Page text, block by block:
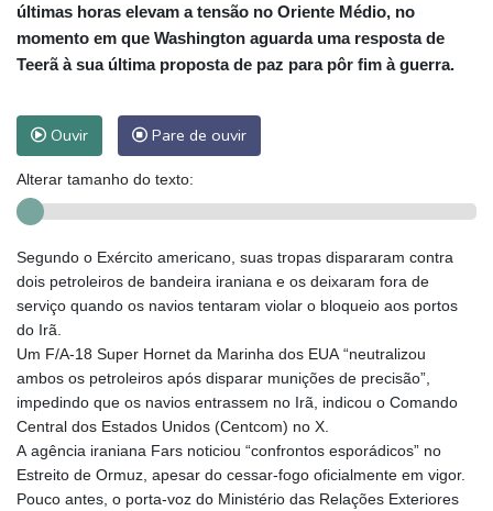
últimas horas elevam a tensão no Oriente Médio, no
momento em que Washington aguarda uma resposta de
Teerã à sua última proposta de paz para pôr fim à guerra.
Ouvir Pare de ouvir
Alterar tamanho do texto:
Segundo o Exército americano, suas tropas dispararam contra
dois petroleiros de bandeira iraniana e os deixaram fora de
serviço quando os navios tentaram violar o bloqueio aos portos
do Irã.
Um F/A-18 Super Hornet da Marinha dos EUA “neutralizou
ambos os petroleiros após disparar munições de precisão”,
impedindo que os navios entrassem no Irã, indicou o Comando
Central dos Estados Unidos (Centcom) no X.
A agência iraniana Fars noticiou “confrontos esporádicos” no
Estreito de Ormuz, apesar do cessar-fogo oficialmente em vigor.
Pouco antes, o porta-voz do Ministério das Relações Exteriores